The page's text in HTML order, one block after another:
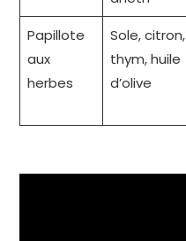
Papillote
aux
herbes
Sole, citron,
thym, huile
d’olive